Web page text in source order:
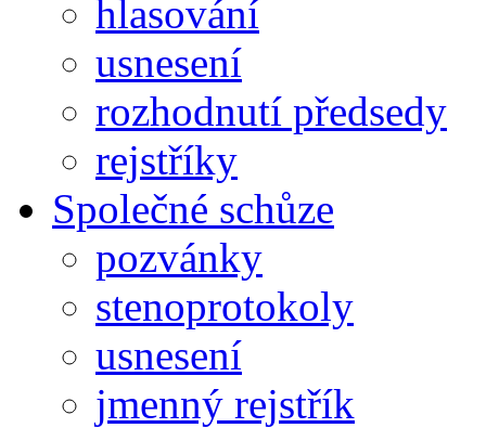
hlasování
usnesení
rozhodnutí předsedy
rejstříky
Společné schůze
pozvánky
stenoprotokoly
usnesení
jmenný rejstřík